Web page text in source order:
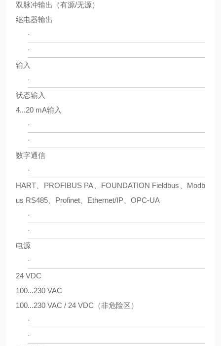
双脉冲输出（有源/无源）
继电器输出
·
·
输入
·
状态输入
4...20 mA输入
·
·
数字通信
·
HART、PROFIBUS PA、FOUNDATION Fieldbus、Modb
us RS485、Profinet、Ethernet/IP、OPC-UA
·
·
电源
·
24 VDC
100...230 VAC
100...230 VAC / 24 VDC（非危险区）
·
·